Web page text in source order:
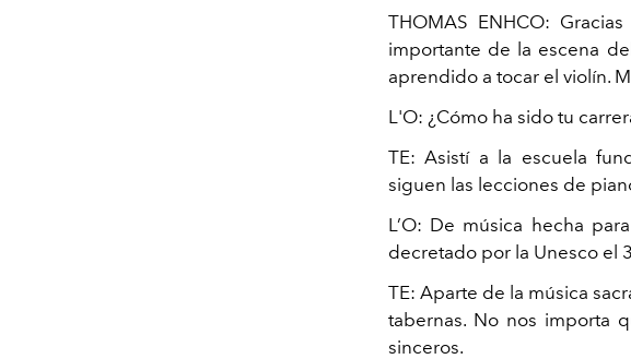
THOMAS ENHCO:
importante de la escena
aprendido a tocar el violín.
L'O: ¿Cómo ha sido tu
TE:Asistí a la escuela
siguen las lecciones de
L’O: De música hecha
decretado por la Unesco el
TE:Aparte de la música
tabernas. No nos importa
sinceros.